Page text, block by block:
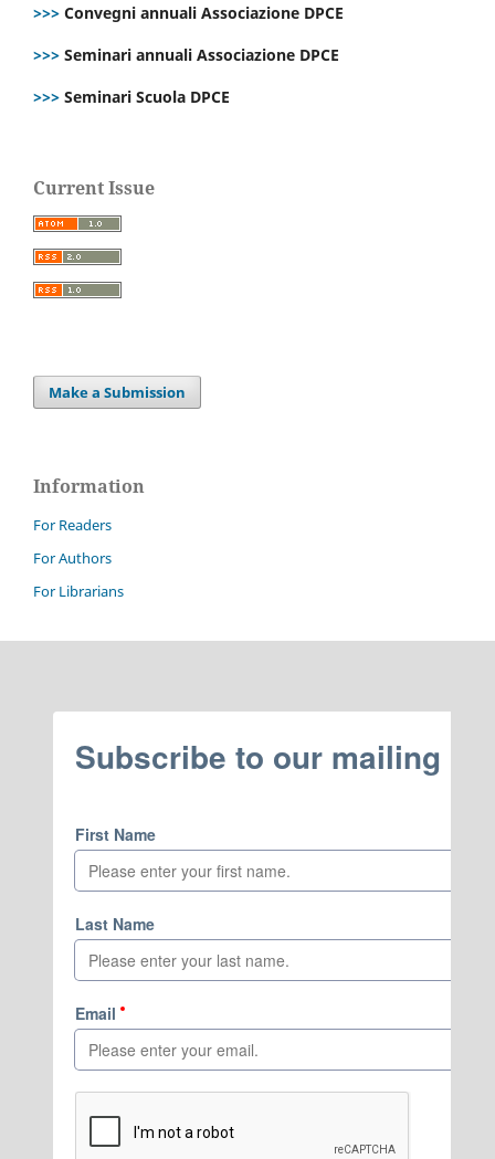
>>> Convegni annuali Associazione DPCE
>>> Seminari annuali Associazione DPCE
>>> Seminari Scuola DPCE
Current Issue
Make a Submission
Information
For Readers
For Authors
For Librarians